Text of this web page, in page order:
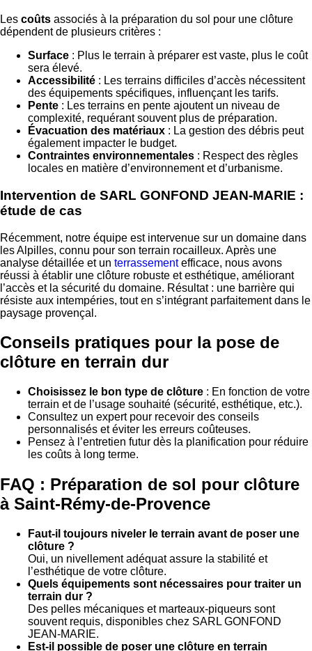
Les coûts associés à la préparation du sol pour une clôture
dépendent de plusieurs critères :
Surface : Plus le terrain à préparer est vaste, plus le coût
sera élevé.
Accessibilité : Les terrains difficiles d’accès nécessitent
des équipements spécifiques, influençant les tarifs.
Pente : Les terrains en pente ajoutent un niveau de
complexité, requérant souvent plus de préparation.
Évacuation des matériaux : La gestion des débris peut
également impacter le budget.
Contraintes environnementales : Respect des règles
locales en matière d’environnement et d’urbanisme.
Intervention de SARL GONFOND JEAN-MARIE :
étude de cas
Récemment, notre équipe est intervenue sur un domaine dans
les Alpilles, connu pour son terrain rocailleux. Après une
analyse détaillée et un terrassementefficace, nous avons
réussi à établir une clôture robuste et esthétique, améliorant
l’accès et la sécurité du domaine. Résultat : une barrière qui
résiste aux intempéries, tout en s’intégrant parfaitement dans le
paysage provençal.
Conseils pratiques pour la pose de
clôture en terrain dur
Choisissez le bon type de clôture : En fonction de votre
terrain et de l’usage souhaité (sécurité, esthétique, etc.).
Consultez un expert pour recevoir des conseils
personnalisés et éviter les erreurs coûteuses.
Pensez à l’entretien futur dès la planification pour réduire
les coûts à long terme.
FAQ : Préparation de sol pour clôture
à Saint-Rémy-de-Provence
Faut-il toujours niveler le terrain avant de poser une
clôture ?
Oui, un nivellement adéquat assure la stabilité et
l’esthétique de votre clôture.
Quels équipements sont nécessaires pour traiter un
terrain dur ?
Des pelles mécaniques et marteaux-piqueurs sont
souvent requis, disponibles chez SARL GONFOND
JEAN-MARIE.
Est-il possible de poser une clôture en terrain